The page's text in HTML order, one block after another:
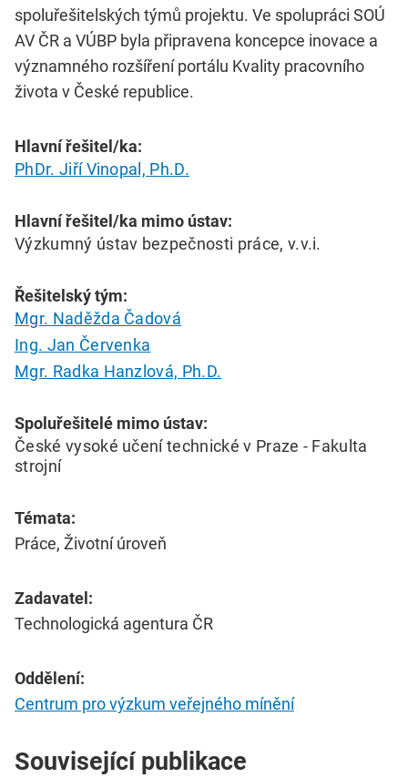
spoluřešitelských týmů projektu. Ve spolupráci SOÚ
AV ČR a VÚBP byla připravena koncepce inovace a
významného rozšíření portálu Kvality pracovního
života v České republice.
Hlavní řešitel/ka:
PhDr. Jiří Vinopal, Ph.D.
Hlavní řešitel/ka mimo ústav:
Výzkumný ústav bezpečnosti práce, v.v.i.
Řešitelský tým:
Mgr. Naděžda Čadová
Ing. Jan Červenka
Mgr. Radka Hanzlová, Ph.D.
Spoluřešitelé mimo ústav:
České vysoké učení technické v Praze - Fakulta
strojní
Témata:
Práce, Životní úroveň
Zadavatel:
Technologická agentura ČR
Oddělení:
Centrum pro výzkum veřejného mínění
Související publikace